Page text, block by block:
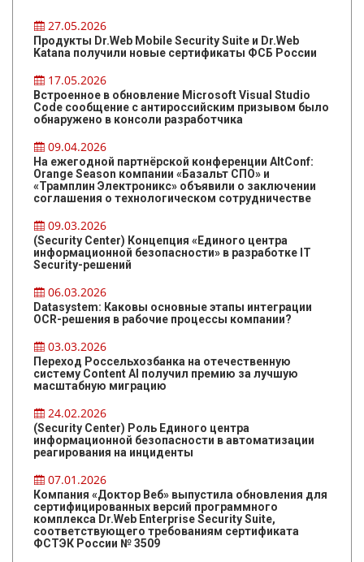
27.05.2026
Продукты Dr.Web Mobile Security Suite и Dr.Web
Katana получили новые сертификаты ФСБ России
17.05.2026
Встроенное в обновление Microsoft Visual Studio
Code сообщение с антироссийским призывом было
обнаружено в консоли разработчика
09.04.2026
На ежегодной партнёрской конференции AltConf:
Orange Season компании «Базальт СПО» и
«Трамплин Электроникс» объявили о заключении
соглашения о технологическом сотрудничестве
09.03.2026
(Security Center) Концепция «Единого центра
информационной безопасности» в разработке IT
Security-решений
06.03.2026
Datasystem: Каковы основные этапы интеграции
OCR-решения в рабочие процессы компании?
03.03.2026
Переход Россельхозбанка на отечественную
систему Content AI получил премию за лучшую
масштабную миграцию
24.02.2026
(Security Center) Роль Единого центра
информационной безопасности в автоматизации
реагирования на инциденты
07.01.2026
Компания «Доктор Веб» выпустила обновления для
сертифицированных версий программного
комплекса Dr.Web Enterprise Security Suite,
соответствующего требованиям сертификата
ФСТЭК России № 3509